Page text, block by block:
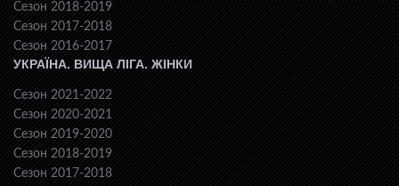
Сезон 2018-2019
Сезон 2017-2018
Сезон 2016-2017
УКРАЇНА. ВИЩА ЛІГА. ЖІНКИ
Сезон 2021-2022
Сезон 2020-2021
Сезон 2019-2020
Сезон 2018-2019
Сезон 2017-2018